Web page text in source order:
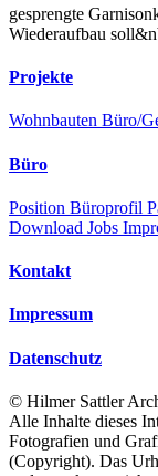
gesprengte
Wiederaufbau
Projekte
Wohnbauten Büro/
Büro
Position Büroprofil
Download Jobs
Kontakt
Impressum
Datenschutz
© Hilmer Sattler
Alle Inhalte dieses
Fotografien und
(Copyright). Das